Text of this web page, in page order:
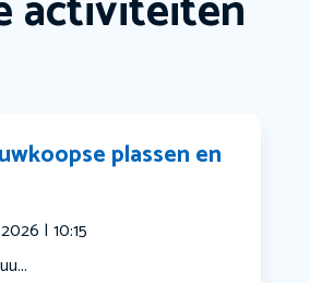
plassen en
| 10:15